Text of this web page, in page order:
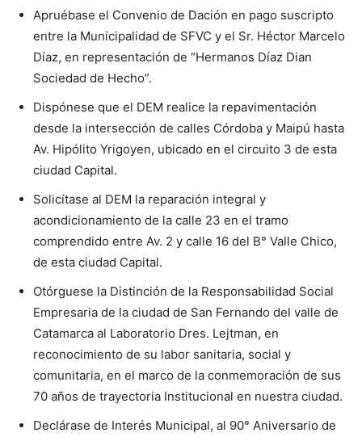
Apruébase el Convenio de Dación en pago suscripto
entre la Municipalidad de SFVC y el Sr. Héctor Marcelo
Díaz, en representación de “Hermanos Díaz Dian
Sociedad de Hecho”.
Dispónese que el DEM realice la repavimentación
desde la intersección de calles Córdoba y Maipú hasta
Av. Hipólito Yrigoyen, ubicado en el circuito 3 de esta
ciudad Capital.
Solicítase al DEM la reparación integral y
acondicionamiento de la calle 23 en el tramo
comprendido entre Av. 2 y calle 16 del B° Valle Chico,
de esta ciudad Capital.
Otórguese la Distinción de la Responsabilidad Social
Empresaria de la ciudad de San Fernando del valle de
Catamarca al Laboratorio Dres. Lejtman, en
reconocimiento de su labor sanitaria, social y
comunitaria, en el marco de la conmemoración de sus
70 años de trayectoria Institucional en nuestra ciudad.
Declárase de Interés Municipal, al 90° Aniversario de